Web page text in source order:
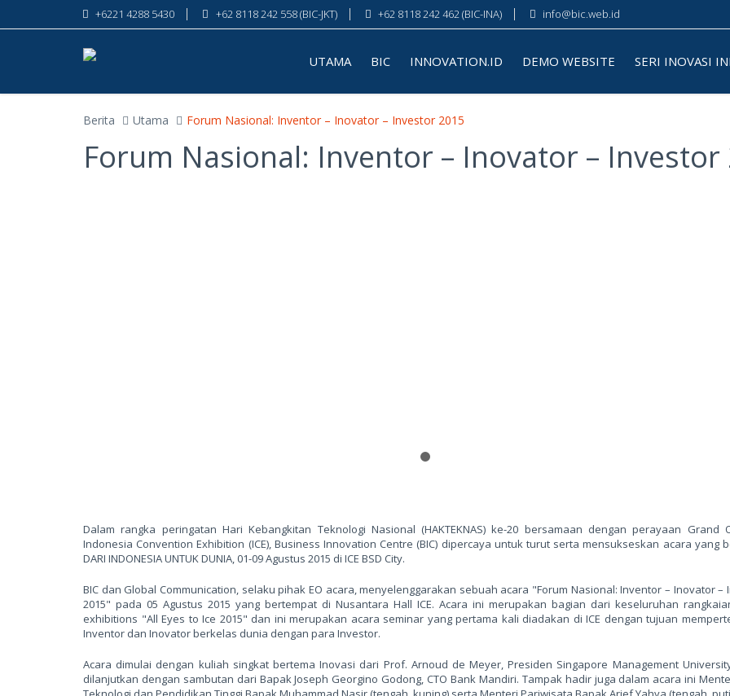
+6221 4288 5430 +62 8118 242 558 (BIC-JKT) +62 8118 242 462 (BIC-INA) info@bic.web.id
UTAMA BIC INNOVATION.ID DEMO WEBSITE SERI INOVASI
Berita Utama Forum Nasional: Inventor – Inovator – Investor 2015
Forum Nasional: Inventor – Inovator – Investor
Dalam rangka peringatan Hari Kebangkitan Teknologi Nasional (HAKTEKNAS) ke-20 bersamaan dengan perayaan Grand
Indonesia Convention Exhibition (ICE), Business Innovation Centre (BIC) dipercaya untuk turut serta mensukseskan acara yang
DARI INDONESIA UNTUK DUNIA, 01-09 Agustus 2015 di ICE BSD City.
BIC dan Global Communication, selaku pihak EO acara, menyelenggarakan sebuah acara "Forum Nasional: Inventor – Inovator –
2015" pada 05 Agustus 2015 yang bertempat di Nusantara Hall ICE. Acara ini merupakan bagian dari keseluruhan
exhibitions "All Eyes to Ice 2015" dan ini merupakan acara seminar yang pertama kali diadakan di ICE dengan tujuan
Inventor dan Inovator berkelas dunia dengan para Investor.
Acara dimulai dengan kuliah singkat bertema Inovasi dari Prof. Arnoud de Meyer, Presiden Singapore Management
dilanjutkan dengan sambutan dari Bapak Joseph Georgino Godong, CTO Bank Mandiri. Tampak hadir juga dalam acara ini